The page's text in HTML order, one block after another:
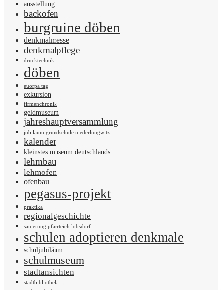
ausstellung
backofen
burgruine döben
denkmalmesse
denkmalpflege
drucktechnik
döben
euorpa tag
exkursion
firmenchronik
geldmuseum
jahreshauptversammlung
jubiläum grundschule niederlungwitz
kalender
kleinstes museum deutschlands
lehmbau
lehmofen
ofenbau
pegasus-projekt
praktika
regionalgeschichte
sanierung pfarrteich lobsdorf
schulen adoptieren denkmale
schuljubiläum
schulmuseum
stadtansichten
stadtbibliothek